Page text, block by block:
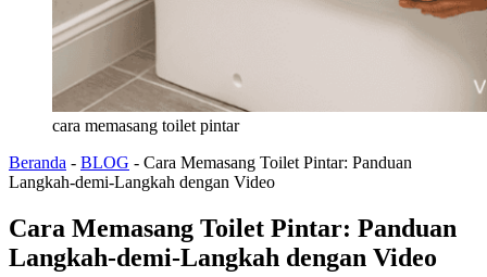
cara memasang toilet pintar
Beranda - BLOG - Cara Memasang Toilet Pintar: Panduan
Langkah-demi-Langkah dengan Video
Cara Memasang Toilet Pintar: Panduan
Langkah-demi-Langkah dengan Video